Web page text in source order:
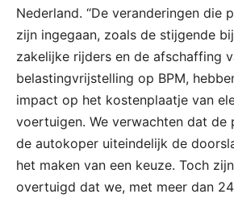
Nederland. “De veranderingen die
zijn ingegaan, zoals de stijgende
zakelijke rijders en de afschaffing
belastingvrijstelling op BPM,
impact op het kostenplaatje van
voertuigen. We verwachten dat de
de autokoper uiteindelijk de
het maken van een keuze. Toch
overtuigd dat we, met meer dan